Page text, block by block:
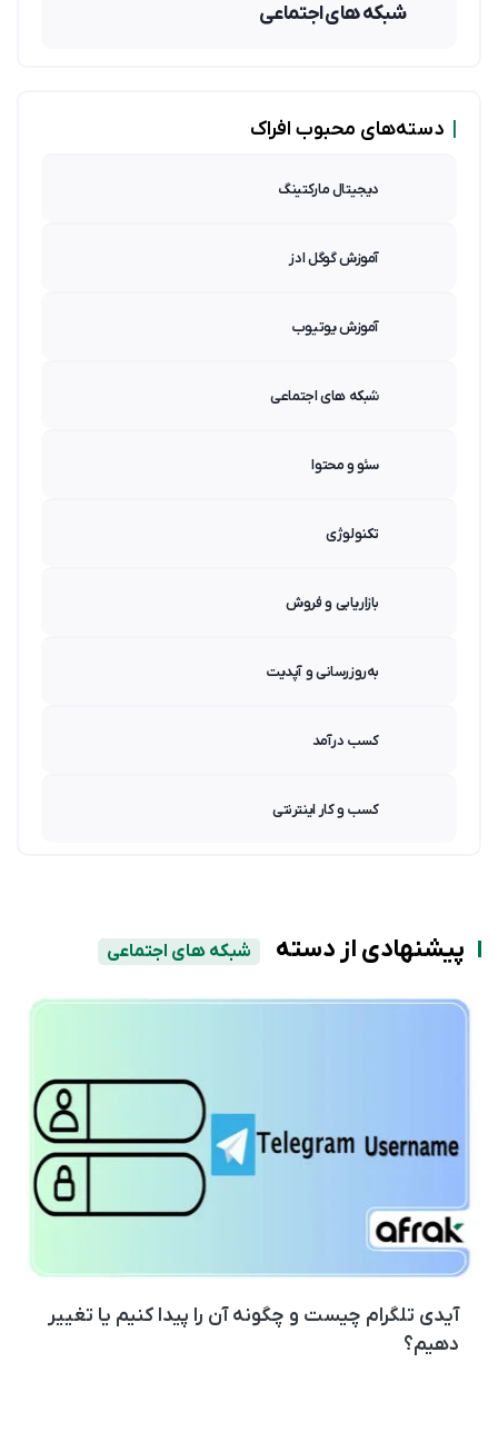
شبکه های اجتماعی
دسته‌های محبوب افراک
دیجیتال مارکتینگ
آموزش گوگل ادز
آموزش یوتیوب
شبکه های اجتماعی
سئو و محتوا
تکنولوژی
بازاریابی و فروش
به‌روزرسانی و آپدیت
کسب درآمد
کسب و کار اینترنتی
پیشنهادی از دسته شبکه های اجتماعی
آیدی تلگرام چیست و چگونه آن را پیدا کنیم یا تغییر
دهیم؟